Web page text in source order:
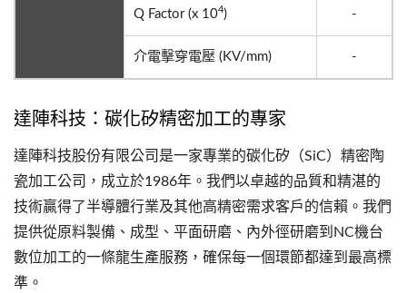
Q Factor (x 104) -
介電擊穿電壓 (KV/mm) -
達陣科技：碳化矽精密加工的專家
達陣科技股份有限公司是一家專業的碳化矽（SiC）精密陶
瓷加工公司，成立於1986年。我們以卓越的品質和精湛的
技術贏得了半導體行業及其他高精密需求客戶的信賴。我們
提供從原料製備、成型、平面研磨、內外徑研磨到NC機台
數位加工的一條龍生產服務，確保每一個環節都達到最高標
準。